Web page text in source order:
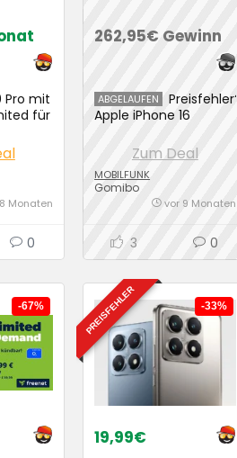
Pro mit
für
Monaten
0
262,95€ Gewinn
ABGELAUFEN
Preisfehler?
Apple iPhone 16
Congstar Allnet Flat L
Zum Deal
MOBILFUNK
Gomibo
vor 9 Monaten
3 0
-67% PREISFEHLER -33%
19,99€